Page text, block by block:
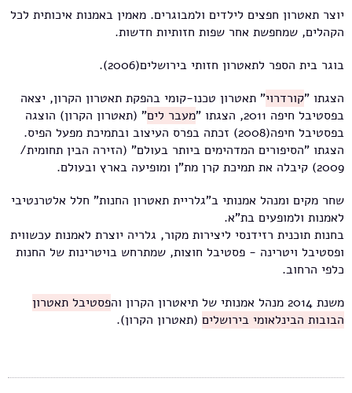
יוצר תאטרון חפצים לילדים ולמבוגרים. מאמין באמנות איכותית לכל
הקהלים, שמחפשת אחר שפות חזותיות חדשות.
בוגר בית הספר לתאטרון חזותי בירושלים(2006).
הצגתו "קורדרוי" תאטרון טכנו-קומי בהפקת תאטרון הקרון, יצאה
בפסטיבל חיפה 2011, הצגתו "
מעבר לים" (תאטרון הקרון) הוצגה
בפסטיבל חיפה(2008) זכתה בפרס העיצוב ובתמיכת מפעל הפיס.
הצגתו "הסיפורים המדהימים ביותר בעולם" (הזירה הבין תחומית/
2009) קיבלה את תמיכת קרן מת"ן ומופיעה בארץ ובעולם.
שחר מקים ומנהל אמנותי ב"גלריית תאטרון החנות" חלל אלטרנטיבי
לאמנות ולמופעים בת"א.
בחנות תוכנית רזידנסי ליצירות מקור, גלריה יוצרת לאמנות עכשווית
ופסטיבל ויטרינה - פסטיבל חוצות, שמתרחש בויטרינות של החנות
כלפי הרחוב.
משנת 2014 מנהל אמנותי של תיאטרון הקרון וה
פסטיבל תאטרון
הבובות הבינלאומי בירושלים (תאטרון הקרון).